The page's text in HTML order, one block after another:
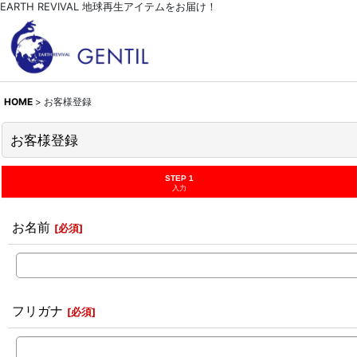
EARTH REVIVAL 地球再生アイテムをお届け！
HOME > お客様登録
お客様登録
STEP 1
入力
お名前 [必須]
フリガナ [必須]